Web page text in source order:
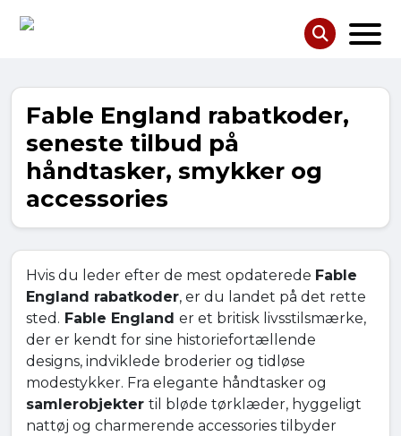
Fable England rabatkoder,
seneste tilbud på
håndtasker, smykker og
accessories
Hvis du leder efter de mest opdaterede Fable
England rabatkoder, er du landet på det rette
sted. Fable England er et britisk livsstilsmærke,
der er kendt for sine historiefortællende
designs, indviklede broderier og tidløse
modestykker. Fra elegante håndtasker og
samlerobjekter til bløde tørklæder, hyggeligt
nattøj og charmerende accessories tilbyder